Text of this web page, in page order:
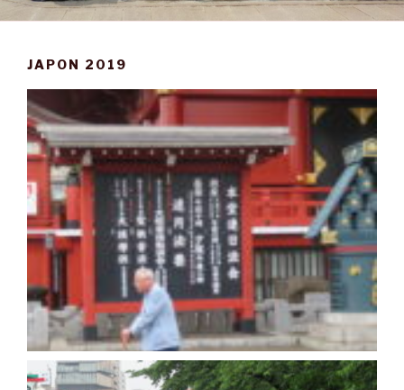
JAPON 2019